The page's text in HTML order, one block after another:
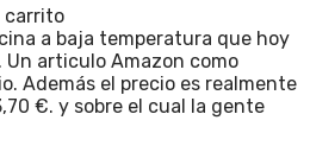
carrito
a baja temperatura que hoy
articulo Amazon como
Además el precio es realmente
€. y sobre el cual la gente